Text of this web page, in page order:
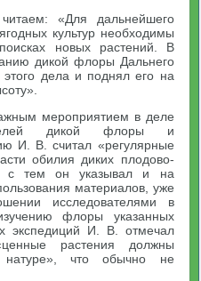
«Для дальнейшего
культур необходимы
новых растений. В
дикой флоры Дальнего
этого дела и поднял его на
мероприятием в деле
дикой флоры и
И. В. считал «регулярные
обилия диких плодово-
с тем он указывал и на
материалов, уже
исследователями в
флоры указанных
экспедиций И. В. отмечал
растения должны
натуре», что обычно не